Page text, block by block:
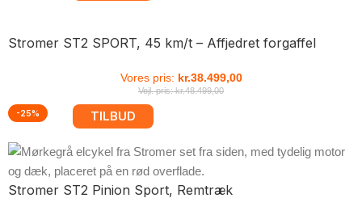
Stromer ST2 SPORT, 45 km/t – Affjedret forgaffel
Vejl. pris: kr.48.499,00
Vores pris: kr.38.499,00
-25% TILBUD
Stromer ST2 Pinion Sport, Remtræk